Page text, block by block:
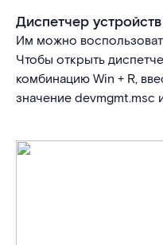
Диспетчер устройств
Им можно
Чтобы открыть
комбинацию Win + R,
значение devmgmt.msc